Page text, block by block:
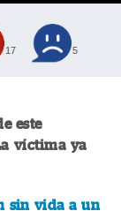
17 5
este
víctima ya
sin vida a un